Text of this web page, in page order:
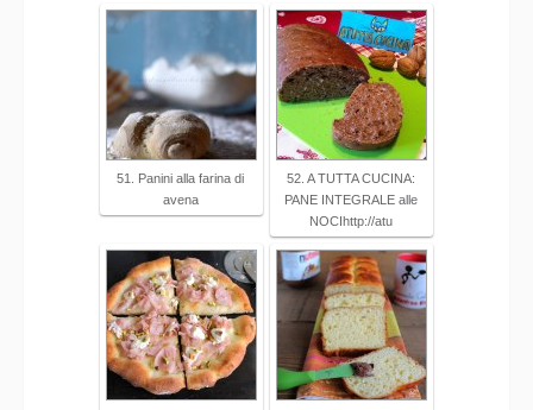
51. Panini alla farina di
avena
52. A TUTTA CUCINA:
PANE INTEGRALE alle
NOCIhttp://atu